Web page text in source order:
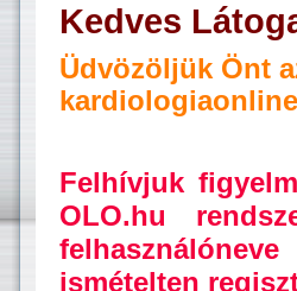
Kedves
Üdvözöljük Önt
Felhívjuk
OLO.hu
ismételten